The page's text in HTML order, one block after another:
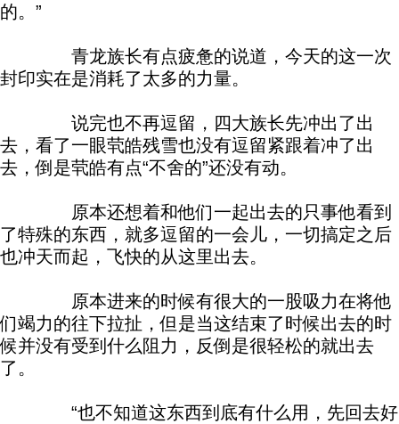
的。”
青龙族长有点疲惫的说道，今天的这一次
封印实在是消耗了太多的力量。
说完也不再逗留，四大族长先冲出了出
去，看了一眼茕皓残雪也没有逗留紧跟着冲了出
去，倒是茕皓有点“不舍的”还没有动。
原本还想着和他们一起出去的只事他看到
了特殊的东西，就多逗留的一会儿，一切搞定之后
也冲天而起，飞快的从这里出去。
原本进来的时候有很大的一股吸力在将他
们竭力的往下拉扯，但是当这结束了时候出去的时
候并没有受到什么阻力，反倒是很轻松的就出去
了。
“也不知道这东西到底有什么用，先回去好